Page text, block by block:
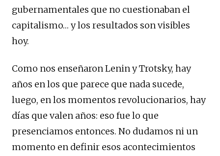
gubernamentales que no cuestionaban el
capitalismo… y los resultados son visibles
hoy.
Como nos enseñaron Lenin y Trotsky, hay
años en los que parece que nada sucede,
luego, en los momentos revolucionarios, hay
días que valen años: eso fue lo que
presenciamos entonces. No dudamos ni un
momento en definir esos acontecimientos